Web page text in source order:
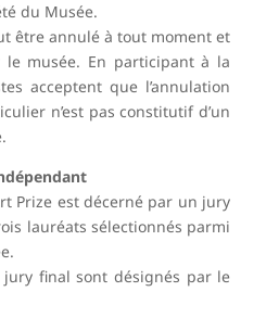
du Musée.
être annulé à tout moment et
musée. En participant à la
acceptent que l’annulation
n’est pas constitutif d’un
Prize est décerné par un jury
lauréats sélectionnés parmi
jury final sont désignés par le